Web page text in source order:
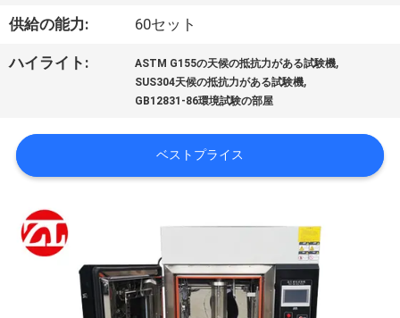
つ
い
工
場
旅
行
供給の能力: 60セット
ハイライト: ASTM G155の天候の抵抗力がある試験機,
SUS304天候の抵抗力がある試験機,
GB12831-86環境試験の部屋
ベストプライス